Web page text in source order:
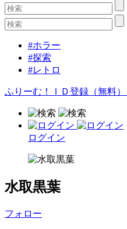
#ホラー
#探索
#レトロ
ふりーむ！ＩＤ登録（無料）
ログイン
水取黒葉
フォロー